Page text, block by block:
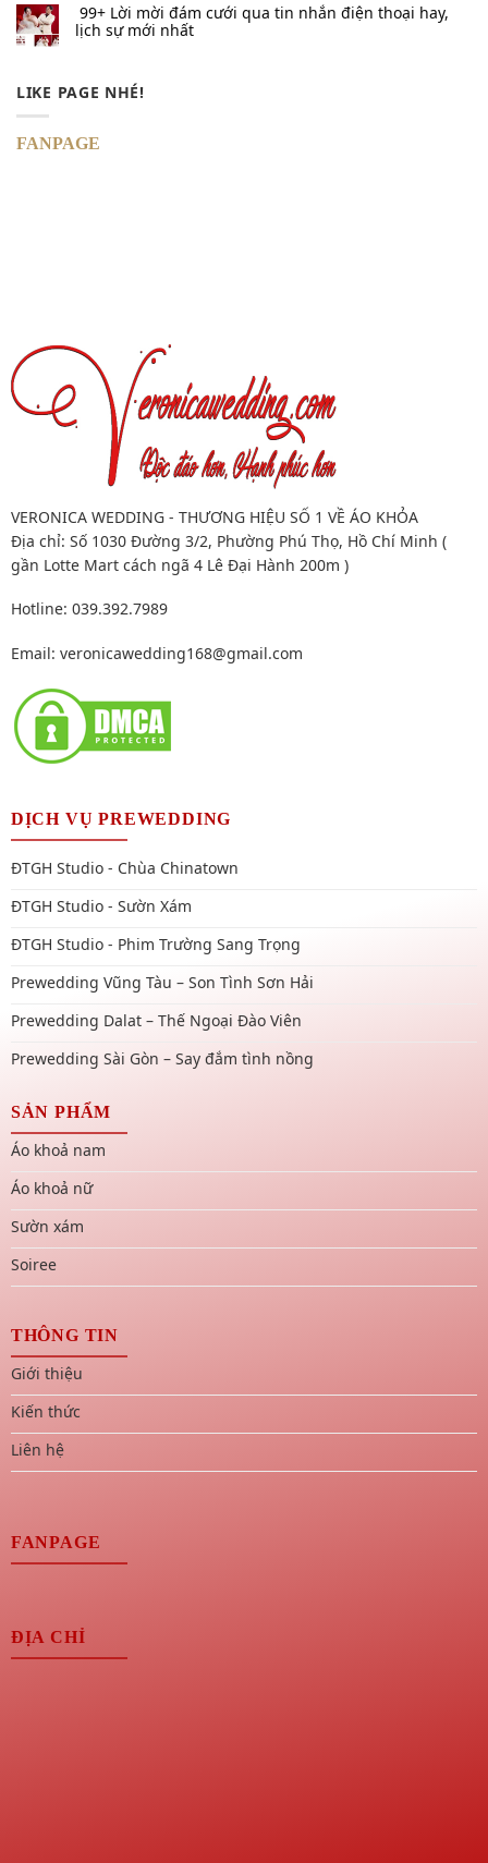
99+ Lời mời đám cưới qua tin nhắn​ điện thoại hay,
lịch sự mới nhất
LIKE PAGE NHÉ!
FANPAGE
VERONICA WEDDING - THƯƠNG HIỆU SỐ 1 VỀ ÁO KHỎA
Địa chỉ: Số 1030 Đường 3/2, Phường Phú Thọ, Hồ Chí Minh (
gần Lotte Mart cách ngã 4 Lê Đại Hành 200m )
Hotline: 039.392.7989
Email: veronicawedding168@gmail.com
DỊCH VỤ PREWEDDING
ĐTGH Studio - Chùa Chinatown
ĐTGH Studio - Sườn Xám
ĐTGH Studio - Phim Trường Sang Trọng
Prewedding Vũng Tàu – Son Tình Sơn Hải
Prewedding Dalat – Thế Ngoại Đào Viên
Prewedding Sài Gòn – Say đắm tình nồng
SẢN PHẨM
Áo khoả nam
Áo khoả nữ
Sườn xám
Soiree
THÔNG TIN
Giới thiệu
Kiến thức
Liên hệ
FANPAGE
ĐỊA CHỈ